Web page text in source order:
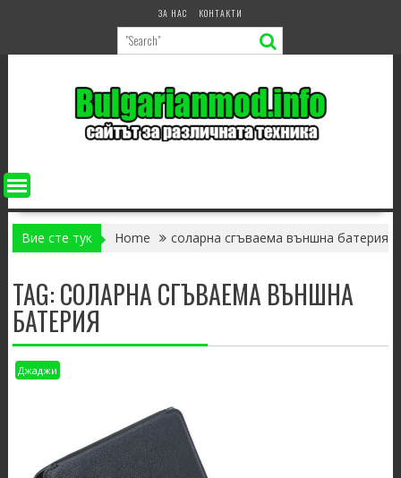
ЗА НАС КОНТАКТИ
Вие сте тук Home соларна сгъваема външна батерия
TAG:СОЛАРНА СГЪВАЕМА ВЪНШНА
БАТЕРИЯ
Джаджи